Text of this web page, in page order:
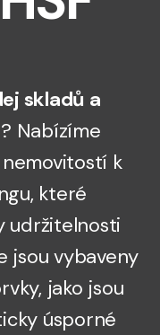
skladů a
? Nabízíme
k
které
udržitelnosti
jsou vybaveny
jako jsou
úsporné